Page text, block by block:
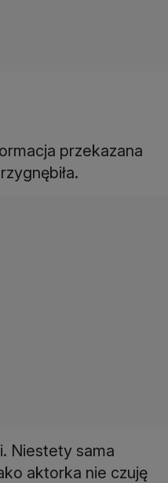
przekazana
Niestety sama
aktorka nie czuję